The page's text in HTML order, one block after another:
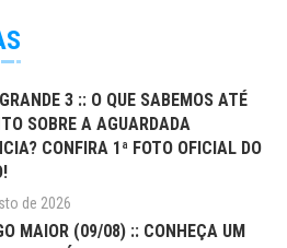
3 :: O QUE SABEMOS ATÉ
SOBRE A AGUARDADA
CONFIRA 1ª FOTO OFICIAL DO
de 2026
MAIOR (09/08) :: CONHEÇA UM